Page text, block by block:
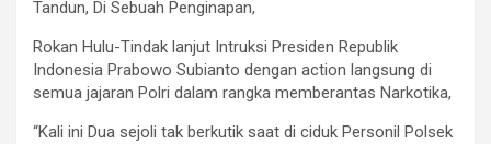
Tandun, Di Sebuah Penginapan,
Rokan Hulu-Tindak lanjut Intruksi Presiden Republik
Indonesia Prabowo Subianto dengan action langsung di
semua jajaran Polri dalam rangka memberantas Narkotika,
“Kali ini Dua sejoli tak berkutik saat di ciduk Personil Polsek